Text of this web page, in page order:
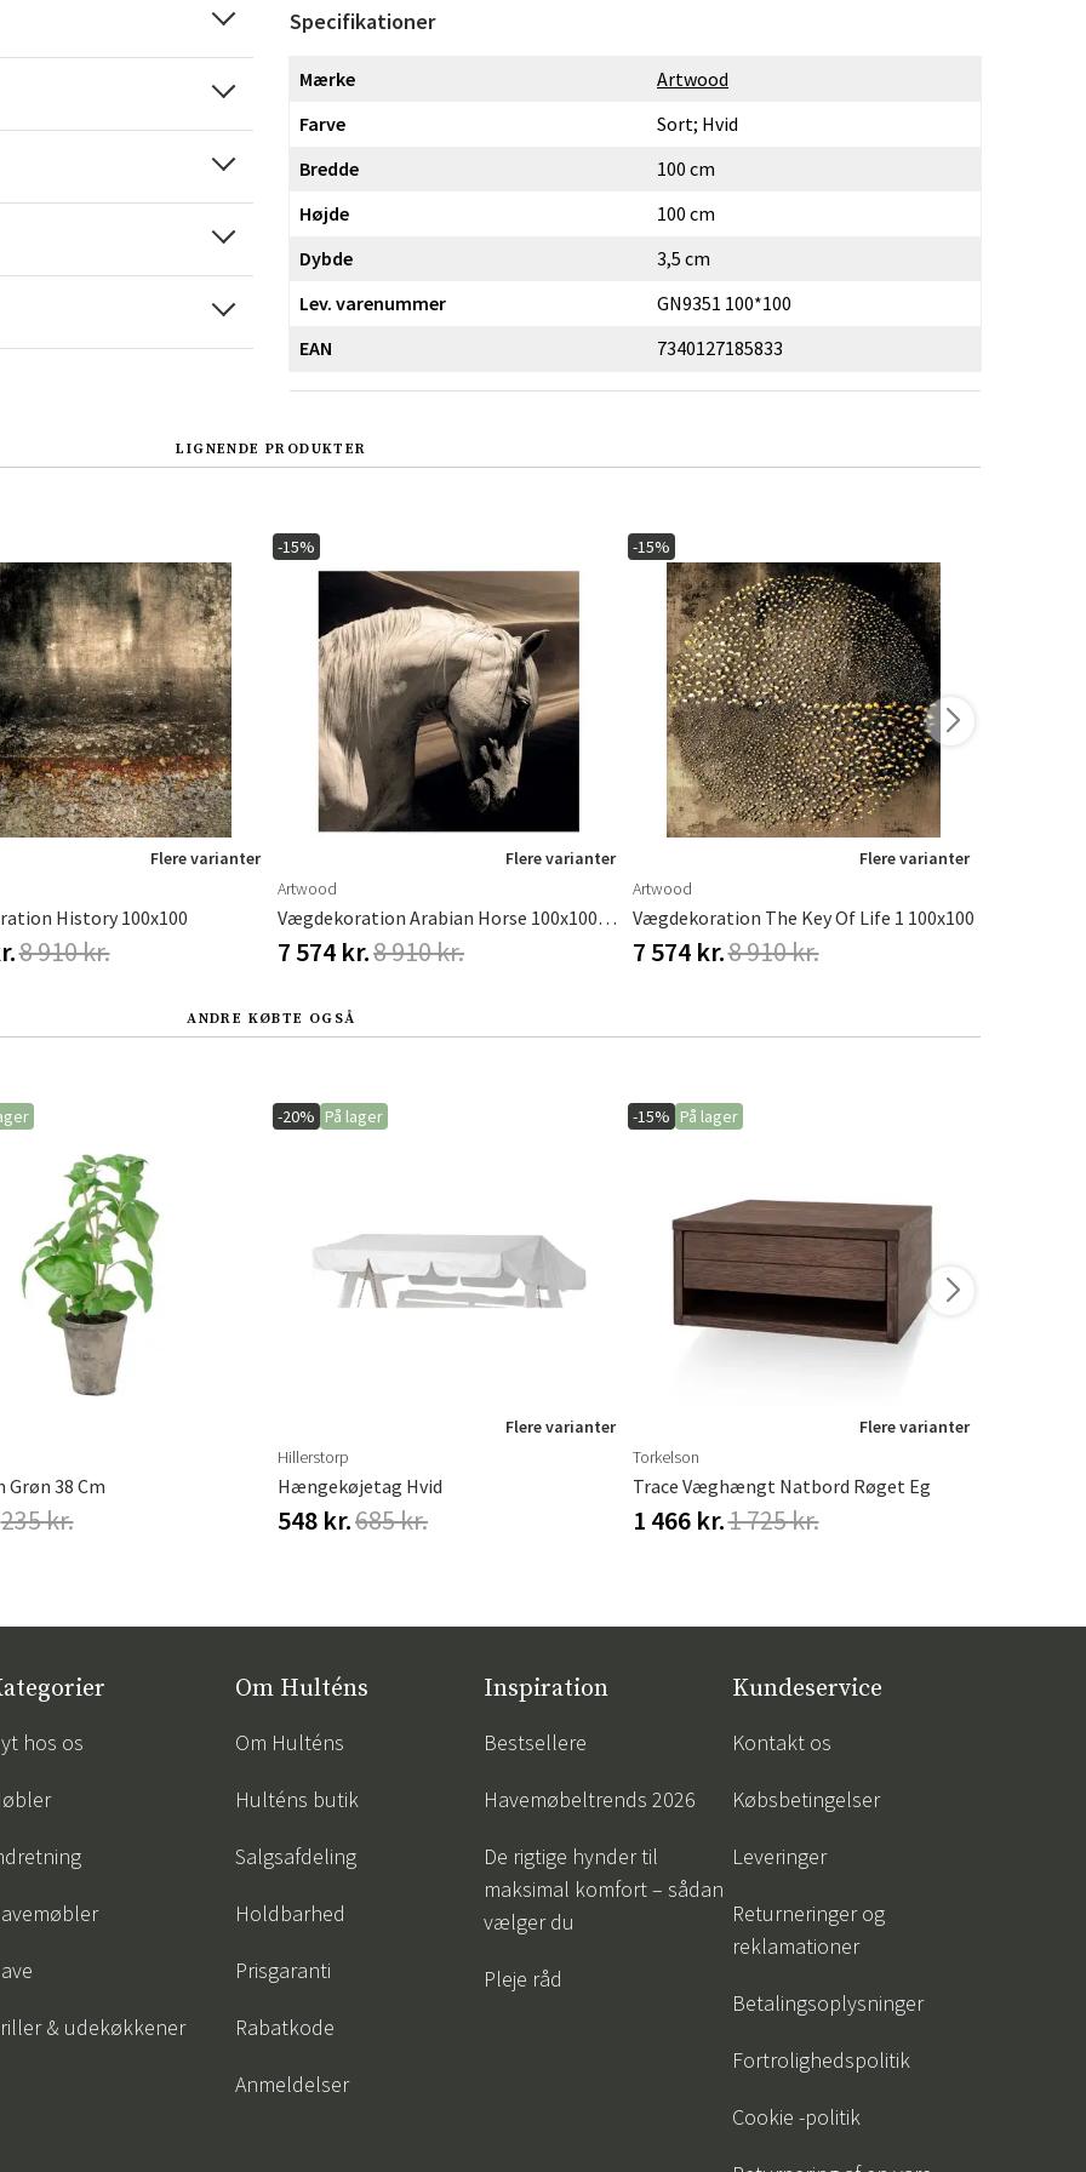
Sverige
Danmark
Norge
Suomi
Specifikationer
Mærke
Artwood
Farve
Sort; Hvid
Bredde
100 cm
Højde
100 cm
Dybde
3,5 cm
Lev. varenummer
GN9351 100*100
EAN
7340127185833
LIGNENDE PRODUKTER
Flere varianter
History 100x100
8 910 kr.
-15%
Flere varianter
Artwood
Vægdekoration Arabian Horse 100x100 Cm Artwood
7 574 kr.8 910 kr.
-15%
Flere varianter
Artwood
Vægdekoration The Key Of Life 1 100x100
7 574 kr.8 910 kr.
ANDRE KØBTE OGSÅ
Grøn 38 Cm
235 kr.
-20% På lager
Flere varianter
Hillerstorp
Hængekøjetag Hvid
548 kr.685 kr.
-15% På lager
Flere varianter
Torkelson
Trace Væghængt Natbord Røget Eg
1 466 kr.1 725 kr.
hos os
& udekøkkener
Om Hulténs
Om Hulténs
Hulténs butik
Salgsafdeling
Holdbarhed
Prisgaranti
Rabatkode
Anmeldelser
Inspiration
Bestsellere
Havemøbeltrends 2026
De rigtige hynder til
maksimal komfort – sådan
vælger du
Pleje råd
Kundeservice
Kontakt os
Købsbetingelser
Leveringer
Returneringer og
reklamationer
Betalingsoplysninger
Fortrolighedspolitik
Cookie -politik